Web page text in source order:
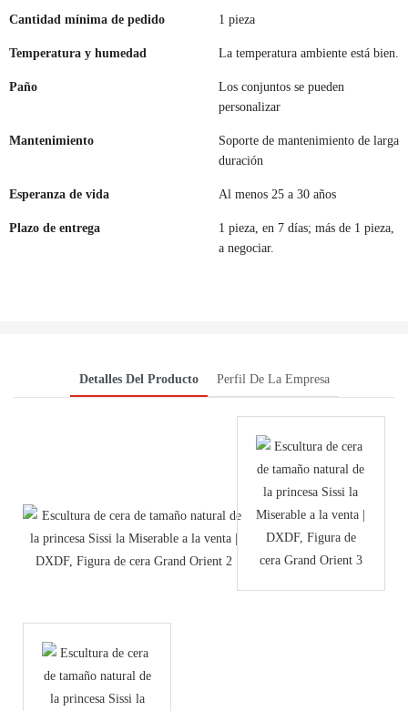
Cantidad mínima de pedido 1 pieza
Temperatura y humedad La temperatura ambiente está bien.
Paño
Los conjuntos se pueden
personalizar
Mantenimiento
Soporte de mantenimiento de larga
duración
Esperanza de vida Al menos 25 a 30 años
Plazo de entrega
1 pieza, en 7 días; más de 1 pieza,
a negociar.
Detalles Del Producto Perfil De La Empresa